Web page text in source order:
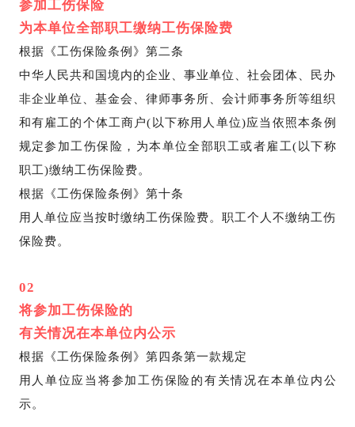
参加工伤保险
为本单位全部职工缴纳工伤保险费
根据《工伤保险条例》第二条
中华人民共和国境内的企业、事业单位、社会团体、民办
非企业单位、基金会、律师事务所、会计师事务所等组织
和有雇工的个体工商户(以下称用人单位)应当依照本条例
规定参加工伤保险，为本单位全部职工或者雇工(以下称
职工)缴纳工伤保险费。
根据《工伤保险条例》第十条
用人单位应当按时缴纳工伤保险费。职工个人不缴纳工伤
保险费。
02
将参加工伤保险的
有关情况在本单位内公示
根据《工伤保险条例》第四条第一款规定
用人单位应当将参加工伤保险的有关情况在本单位内公
示。